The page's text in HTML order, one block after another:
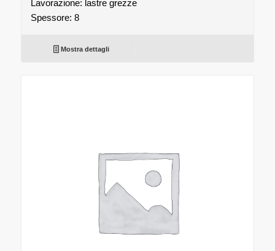
Lavorazione: lastre grezze
Spessore: 8
Mostra dettagli